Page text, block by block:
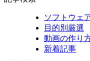
ソフトウェ
目的別厳選
動画の作り
新着記事